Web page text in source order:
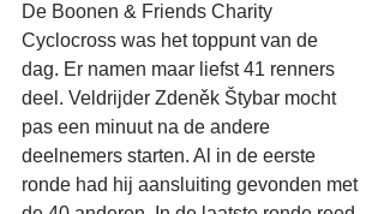
De Boonen & Friends Charity
Cyclocross was het toppunt van de
dag. Er namen maar liefst 41 renners
deel. Veldrijder Zdeněk Štybar mocht
pas een minuut na de andere
deelnemers starten. Al in de eerste
ronde had hij aansluiting gevonden met